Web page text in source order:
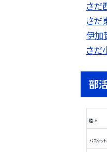
さだ
さだ
伊加
さだ
部
陸上
バスケッ